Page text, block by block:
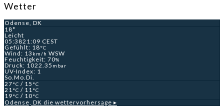
Wetter
Odense, DK
18°
Leicht
05:3821:09 CEST
Gefühlt: 18°C
Wind: 13 km/h WSW
Feuchtigkeit: 70%
Druck: 1022.35 mbar
UV-Index: 1
So.Mo.Di.
27°C / 15 °C
21°C / 11°C
19°C / 10°C
Odense, DK die wettervorhersage ▸